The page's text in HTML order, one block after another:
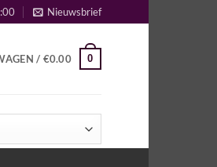
Nieuwsbrief
/ €0.00 0